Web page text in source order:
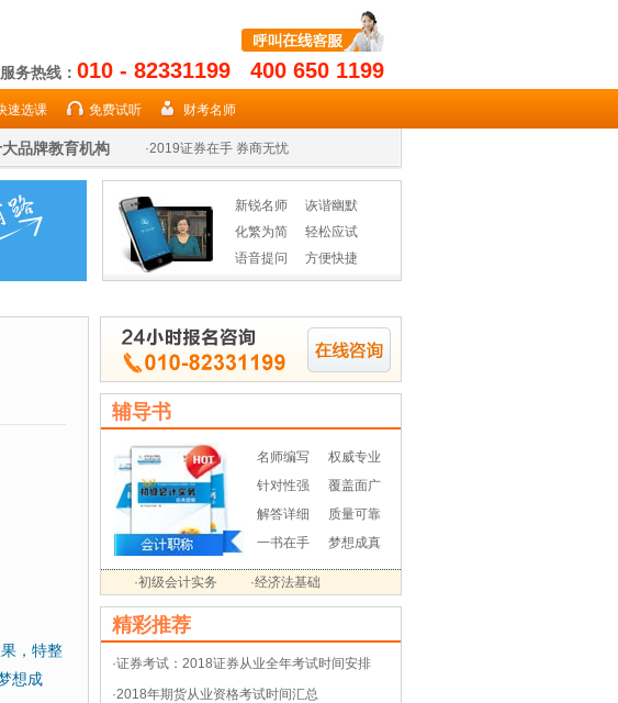
务热线： 010 - 82331199 400 650 1199
速选课 免费试听 财考名师
品牌教育机构
2019年期货从业名师授课高效省时
·2019证券在手 券商无忧
·2019年期货从业名师授课高效省时
·2019证券在手 券商无忧
新锐名师
诙谐幽默
化繁为简
轻松应试
语音提问
方便快捷
，特整
想成
辅导书
名师编写
权威专业
针对性强
覆盖面广
解答详细
质量可靠
一书在手
梦想成真
·初级会计实务 ·经济法基础
精彩推荐
·证券考试：2018证券从业全年考试时间安排
·2018年期货从业资格考试时间汇总